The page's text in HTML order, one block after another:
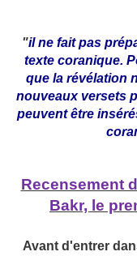
"il ne fait pas
texte coranique.
que la révélation
nouveaux versets
peuvent être
Recensement
Bakr, le
Avant d'entrer